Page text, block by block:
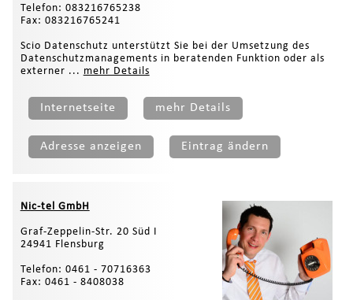
Telefon: 083216765238
Fax: 083216765241
Scio Datenschutz unterstützt Sie bei der Umsetzung des
Datenschutzmanagements in beratenden Funktion oder als
externer ... mehr Details
Internetseite mehr Details
Adresse anzeigen Eintrag ändern
Nic-tel GmbH
Graf-Zeppelin-Str. 20 Süd I
24941 Flensburg
Telefon: 0461 - 70716363
Fax: 0461 - 8408038